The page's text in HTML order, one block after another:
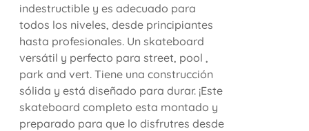
indestructible y es adecuado para
todos los niveles, desde principiantes
hasta profesionales. Un skateboard
versátil y perfecto para street, pool ,
park and vert. Tiene una construcción
sólida y está diseñado para durar. ¡Este
skateboard completo esta montado y
preparado para que lo disfrutres desde